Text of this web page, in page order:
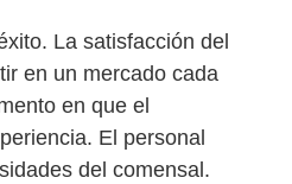
La satisfacción del
en un mercado cada
en que el
El personal
del comensal.